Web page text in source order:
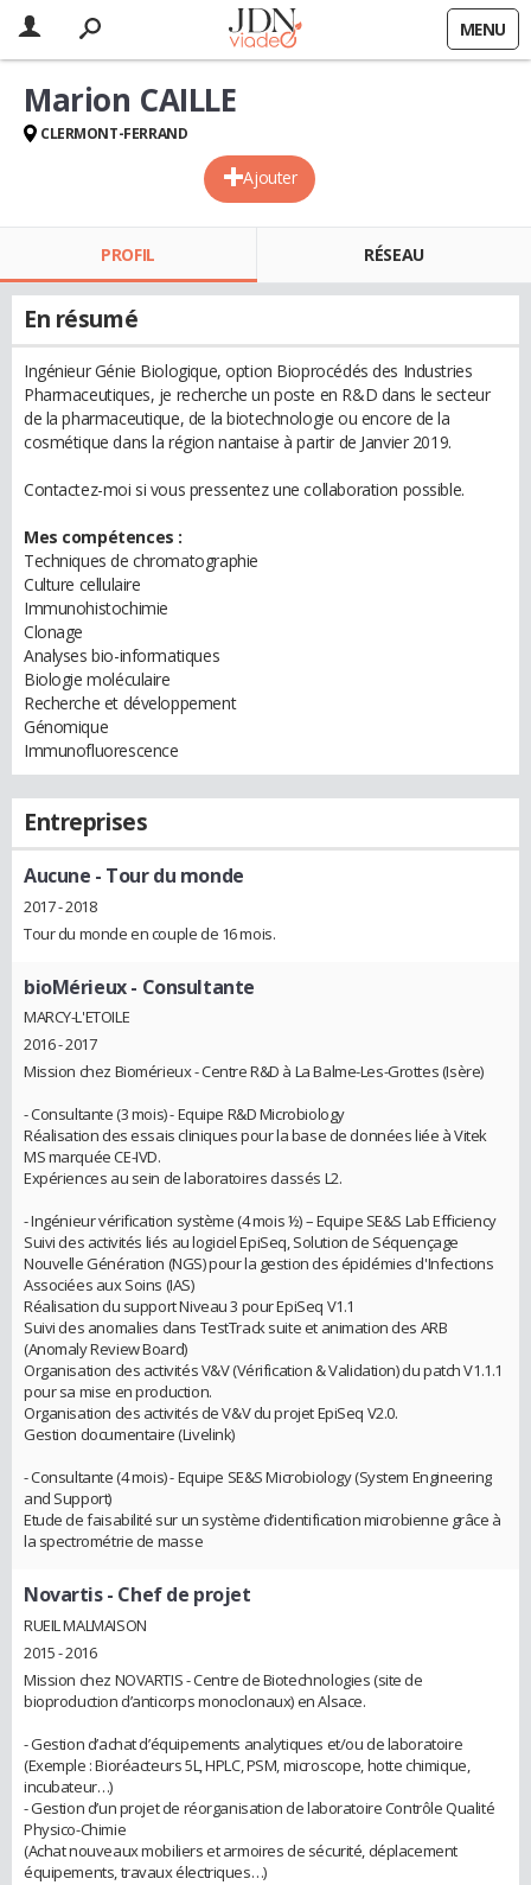
MENU
Ajouter
Marion CAILLE
CLERMONT-FERRAND
PROFIL RÉSEAU
En résumé
Ingénieur Génie Biologique, option Bioprocédés des Industries
Pharmaceutiques, je recherche un poste en R&D dans le secteur
de la pharmaceutique, de la biotechnologie ou encore de la
cosmétique dans la région nantaise à partir de Janvier 2019.
Contactez-moi si vous pressentez une collaboration possible.
Mes compétences :
Techniques de chromatographie
Culture cellulaire
Immunohistochimie
Clonage
Analyses bio-informatiques
Biologie moléculaire
Recherche et développement
Génomique
Immunofluorescence
Entreprises
Aucune - Tour du monde
2017 - 2018
Tour du monde en couple de 16 mois.
bioMérieux- Consultante
MARCY-L'ETOILE
2016 - 2017
Mission chez Biomérieux - Centre R&D à La Balme-Les-Grottes (Isère)
- Consultante (3 mois) - Equipe R&D Microbiology
Réalisation des essais cliniques pour la base de données liée à Vitek
MS marquée CE-IVD.
Expériences au sein de laboratoires classés L2.
- Ingénieur vérification système (4 mois ½) – Equipe SE&S Lab Efficiency
Suivi des activités liés au logiciel EpiSeq, Solution de Séquençage
Nouvelle Génération (NGS) pour la gestion des épidémies d'Infections
Associées aux Soins (IAS)
Réalisation du support Niveau 3 pour EpiSeq V1.1
Suivi des anomalies dans TestTrack suite et animation des ARB
(Anomaly Review Board)
Organisation des activités V&V (Vérification & Validation) du patch V1.1.1
pour sa mise en production.
Organisation des activités de V&V du projet EpiSeq V2.0.
Gestion documentaire (Livelink)
- Consultante (4 mois) - Equipe SE&S Microbiology (System Engineering
and Support)
Etude de faisabilité sur un système d’identification microbienne grâce à
la spectrométrie de masse
Novartis- Chef de projet
RUEIL MALMAISON
2015 - 2016
Mission chez NOVARTIS - Centre de Biotechnologies (site de
bioproduction d’anticorps monoclonaux) en Alsace.
- Gestion d’achat d’équipements analytiques et/ou de laboratoire
(Exemple : Bioréacteurs 5L, HPLC, PSM, microscope, hotte chimique,
incubateur…)
- Gestion d’un projet de réorganisation de laboratoire Contrôle Qualité
Physico-Chimie
(Achat nouveaux mobiliers et armoires de sécurité, déplacement
équipements, travaux électriques…)